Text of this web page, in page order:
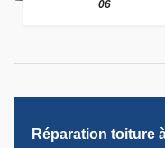
06
Réparation toiture